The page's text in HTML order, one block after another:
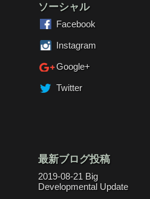
ソーシャル
Facebook
Instagram
Google+
Twitter
最新ブログ投稿
2019-08-21 Big
Developmental Update